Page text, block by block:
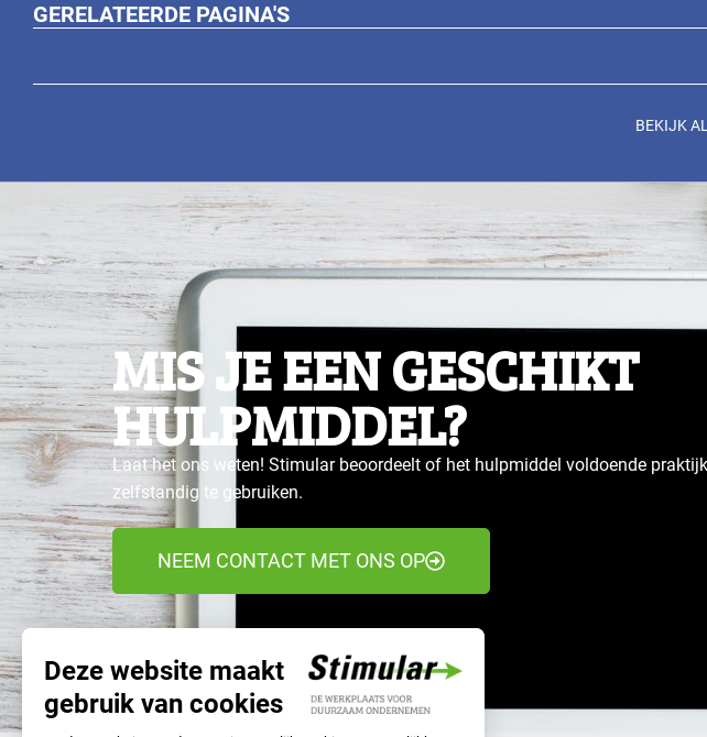
GERELATEERDE PAGINA'S
BEKIJK
MIS JE EEN GESCHIKT
HULPMIDDEL?
Laat het ons weten! Stimular beoordeelt of het hulpmiddel voldoende
zelfstandig te gebruiken.
NEEM CONTACT MET ONS OP